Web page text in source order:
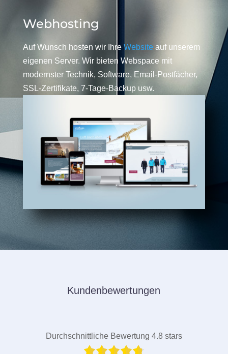
Webhosting
Auf Wunsch hosten wir Ihre Website auf unserem
eigenen Server. Wir bieten Webspace mit
modernster Technik, Software, Email-Postfächer,
SSL-Zertifikate, 7-Tage-Backup usw.
Kundenbewertungen
Durchschnittliche Bewertung 4.8 stars